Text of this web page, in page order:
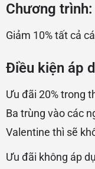
Chương trình:
Giảm 10% tất cả
Điều kiện áp
Ưu đãi 20% trong
Ba trùng vào các
Valentine thì sẽ
Ưu đãi không áp